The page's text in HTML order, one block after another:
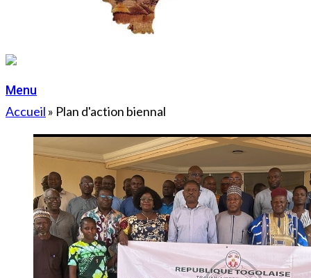
Menu
Accueil » Plan d'action biennal